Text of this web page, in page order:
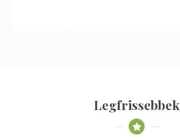
Legfrissebbek